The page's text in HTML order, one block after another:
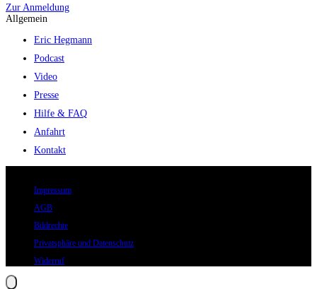
Zur Anmeldung
Allgemein
Eric Hegmann
Podcast
Video
Presse
Hilfe & FAQ
Anfahrt
Kontakt
Impressum
AGB
Bildrechte
Privatsphäre und Datenschutz
Widerruf